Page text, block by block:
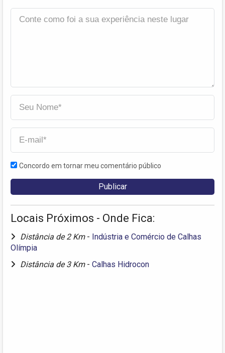
Concordo em tornar meu comentário público
Locais Próximos - Onde Fica:
Distância de 2 Km - Indústria e Comércio de Calhas
Olímpia
Distância de 3 Km - Calhas Hidrocon